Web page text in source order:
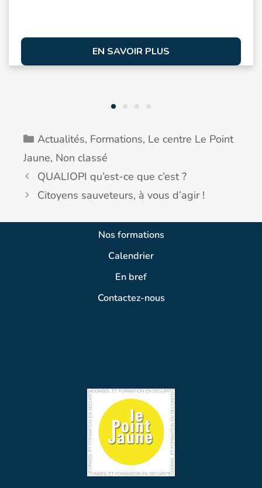
EN SAVOIR PLUS
Actualités, Formations, Le centre Le Point
Jaune, Non classé
QUALIOPI qu’est-ce que c’est ?
Citoyens sauveteurs, à vous d’agir !
Nos formations
Calendrier
En bref
Contactez-nous